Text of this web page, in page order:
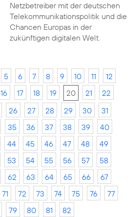
Netzbetreiber mit der deutschen
Telekommunikationspolitik und die
Chancen Europas in der
zukünftigen digitalen Welt.
5 6 7 8 9 10 11
12
16 17 18 19 20 21
22
26 27 28 29 30
31
35 36 37 38 39
40
44 45 46 47 48
49
53 54 55 56 57
58
62 63 64 65 66
67
71 72 73 74 75 76
77
79 80 81 82